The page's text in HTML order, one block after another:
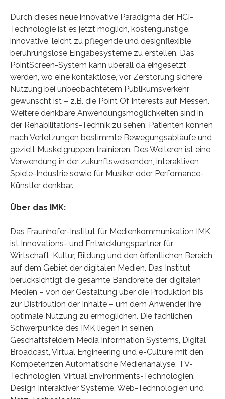
Durch dieses neue innovative Paradigma der HCI-
Technologie ist es jetzt möglich, kostengünstige,
innovative, leicht zu pflegende und designflexible
berührungslose Eingabesysteme zu erstellen. Das
PointScreen-System kann überall da eingesetzt
werden, wo eine kontaktlose, vor Zerstörung sichere
Nutzung bei unbeobachtetem Publikumsverkehr
gewünscht ist – z.B. die Point Of Interests auf Messen.
Weitere denkbare Anwendungsmöglichkeiten sind in
der Rehabilitations-Technik zu sehen: Patienten können
nach Verletzungen bestimmte Bewegungsabläufe und
gezielt Muskelgruppen trainieren. Des Weiteren ist eine
Verwendung in der zukunftsweisenden, interaktiven
Spiele-Industrie sowie für Musiker oder Perfomance-
Künstler denkbar.
Über das IMK:
Das Fraunhofer-Institut für Medienkommunikation IMK
ist Innovations- und Entwicklungspartner für
Wirtschaft, Kultur, Bildung und den öffentlichen Bereich
auf dem Gebiet der digitalen Medien. Das Institut
berücksichtigt die gesamte Bandbreite der digitalen
Medien – von der Gestaltung über die Produktion bis
zur Distribution der Inhalte – um dem Anwender ihre
optimale Nutzung zu ermöglichen. Die fachlichen
Schwerpunkte des IMK liegen in seinen
Geschäftsfeldern Media Information Systems, Digital
Broadcast, Virtual Engineering und e-Culture mit den
Kompetenzen Automatische Medienanalyse, TV-
Technologien, Virtual Environments-Technologien,
Design Interaktiver Systeme, Web-Technologien und